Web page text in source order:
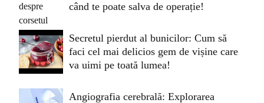
când te poate salva de operație!
Secretul pierdut al bunicilor: Cum să
faci cel mai delicios gem de vișine care
va uimi pe toată lumea!
Angiografia cerebrală: Explorarea